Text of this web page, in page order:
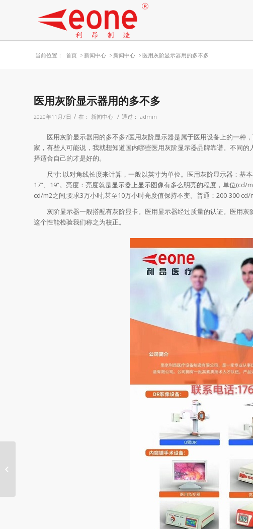
当前位置： 首页 > 新闻中心 > 新闻中心 > 医用灰阶显示器用的多不多
医用灰阶显示器用的多不多
2020年11月7日 / 在： 新闻中心 / 通过： admin
医用灰阶显示器用的多不多?医用灰阶显示器是属于医用设备上的一种
家，有些人可能说，我就想知道国内哪些医用灰阶显示器品牌靠谱。不同
择适合自己的才是好的。
尺寸: 以对角线长度来计算，一般以英寸为单位。医用灰阶显示器：基本
17”、19”。亮度：亮度就是显示器上显示图像有多么明亮的程度，单位
cd/m2之间;要求3万小时,甚至10万小时亮度值保持不变。普通：200-300 cd/
灰阶显示器一般搭配有灰阶显卡。医用显示器经过质量的认证。医用灰
这个性能检验我们称之为校正。